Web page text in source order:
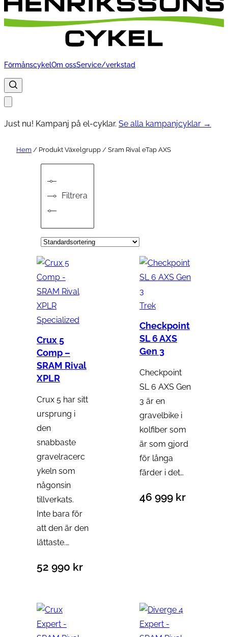
FörmånscykelOm ossService/verkstad
Just nu! Kampanj på el-cyklar. Se alla kampanjcyklar →
Hem / Produkt Växelgrupp / Sram Rival eTap AXS
Filtrera
Specialized
Crux 5
Comp –
SRAM Rival
XPLR
Crux 5 har sitt
ursprung i
den
snabbaste
gravelracerc
ykeln som
någonsin
tillverkats.
Inte bara för
att den är den
lättaste.…
52 990 kr
Trek
Checkpoint
SL 6 AXS
Gen 3
Checkpoint
SL 6 AXS Gen
3 är en
gravelbike i
kolfiber som
är som gjord
för långa
färder i det…
46 999 kr